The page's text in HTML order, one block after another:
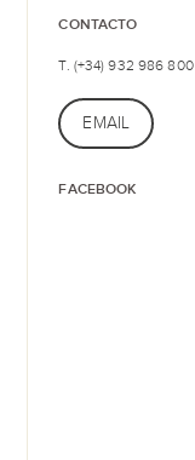
CONTACTO
T. (+34) 932 986 800
EMAIL
FACEBOOK